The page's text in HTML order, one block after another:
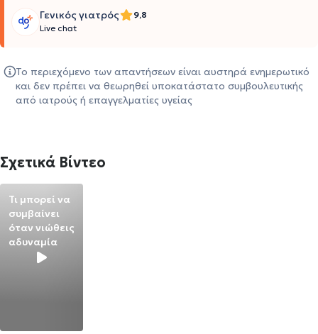
Γενικός γιατρός
9,8
Live chat
Το περιεχόμενο των απαντήσεων είναι αυστηρά ενημερωτικό
και δεν πρέπει να θεωρηθεί υποκατάστατο συμβουλευτικής
από ιατρούς ή επαγγελματίες υγείας
Σχετικά Βίντεο
Τι μπορεί να
συμβαίνει
όταν νιώθεις
αδυναμία